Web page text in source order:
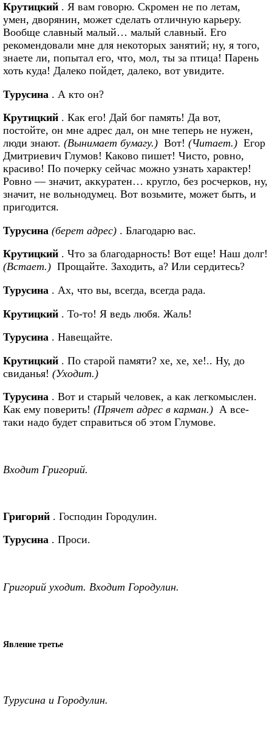
Крутицкий . Я вам говорю. Скромен не по летам,
умен, дворянин, может сделать отличную карьеру.
Вообще славный малый… малый славный. Его
рекомендовали мне для некоторых занятий; ну, я того,
знаете ли, попытал его, что, мол, ты за птица! Парень
хоть куда! Далеко пойдет, далеко, вот увидите.
Турусина . А кто он?
Крутицкий . Как его! Дай бог память! Да вот,
постойте, он мне адрес дал, он мне теперь не нужен,
люди знают. (Вынимает бумагу.) Вот! (Читает.) Егор
Дмитриевич Глумов! Каково пишет! Чисто, ровно,
красиво! По почерку сейчас можно узнать характер!
Ровно — значит, аккуратен… кругло, без росчерков, ну,
значит, не вольнодумец. Вот возьмите, может быть, и
пригодится.
Турусина (берет адрес) . Благодарю вас.
Крутицкий . Что за благодарность! Вот еще! Наш долг!
(Встает.) Прощайте. Заходить, а? Или сердитесь?
Турусина . Ах, что вы, всегда, всегда рада.
Крутицкий . То-то! Я ведь любя. Жаль!
Турусина . Навещайте.
Крутицкий . По старой памяти? хе, хе, хе!.. Ну, до
свиданья! (Уходит.)
Турусина . Вот и старый человек, а как легкомыслен.
Как ему поверить! (Прячет адрес в карман.) А все-
таки надо будет справиться об этом Глумове.
Входит Григорий.
Григорий . Господин Городулин.
Турусина . Проси.
Григорий уходит. Входит Городулин.
Явление третье
Турусина и Городулин.